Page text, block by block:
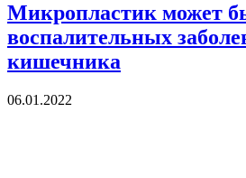
Микропластик может
воспалительных
кишечника
06.01.2022